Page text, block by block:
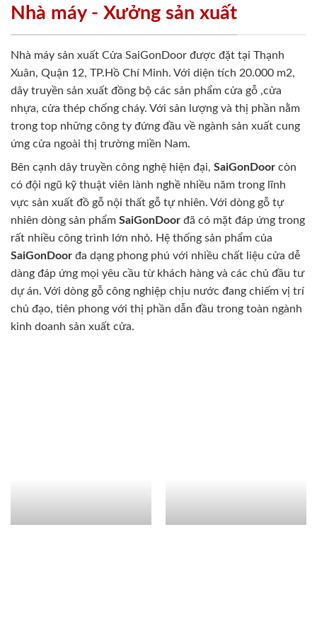
Nhà máy - Xưởng sản xuất
Nhà máy sản xuất Cửa SaiGonDoor được đặt tại Thạnh
Xuân, Quận 12, TP.Hồ Chí Minh. Với diện tích 20.000 m2,
dây truyền sản xuất đồng bộ các sản phẩm cửa gỗ ,cửa
nhựa, cửa thép chống cháy. Với sản lượng và thị phần nằm
trong top những công ty đứng đầu về ngành sản xuất cung
ứng cửa ngoài thị trường miền Nam.
Bên cạnh dây truyền công nghệ hiện đại, SaiGonDoor còn
có đội ngũ kỹ thuật viên lành nghề nhiều năm trong lĩnh
vực sản xuất đồ gỗ nội thất gỗ tự nhiên. Với dòng gỗ tự
nhiên dòng sản phẩm SaiGonDoor đã có mặt đáp ứng trong
rất nhiều công trình lớn nhỏ. Hệ thống sản phẩm của
SaiGonDoor đa dạng phong phú với nhiều chất liệu cửa dễ
dàng đáp ứng mọi yêu cầu từ khách hàng và các chủ đầu tư
dự án. Với dòng gỗ công nghiệp chịu nước đang chiếm vị trí
chủ đạo, tiên phong với thị phần dẫn đầu trong toàn ngành
kinh doanh sản xuất cửa.